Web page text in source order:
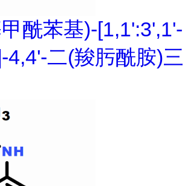
酰苯基)-[1,1':3',1'-
4,4'-二(羧肟酰胺)三